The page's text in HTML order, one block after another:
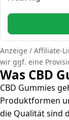
Anzeige / Affiliate-
wir ggf. eine
Was CBD
CBD Gummies
Produktformen
die Qualität sind